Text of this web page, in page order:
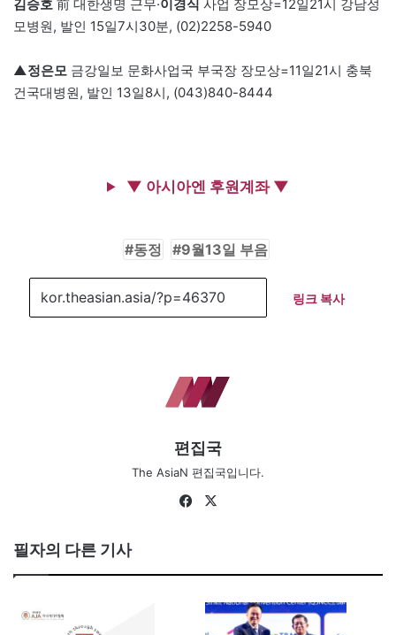
김승호 前 대한생명 근무·이경식 사업 장모상=12일21시 강남성
모병원, 발인 15일7시30분, (02)2258-5940
▲정은모 금강일보 문화사업국 부국장 장모상=11일21시 충북
건국대병원, 발인 13일8시, (043)840-8444
▼ 아시아엔 후원계좌 ▼
동정 9월13일 부음
링크 복사
편집국
The AsiaN 편집국입니다.
Fa
필자의 다른 기사